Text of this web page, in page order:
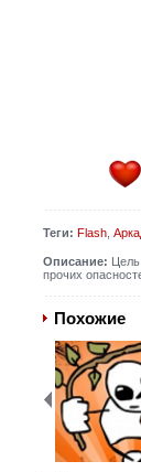
Теги: Flash,
Описание: Цель
прочих
Похожие